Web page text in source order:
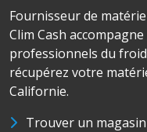
Fournisseur de
Clim Cash
professionnels du
récupérez votre
Californie.
Trouver un magasin